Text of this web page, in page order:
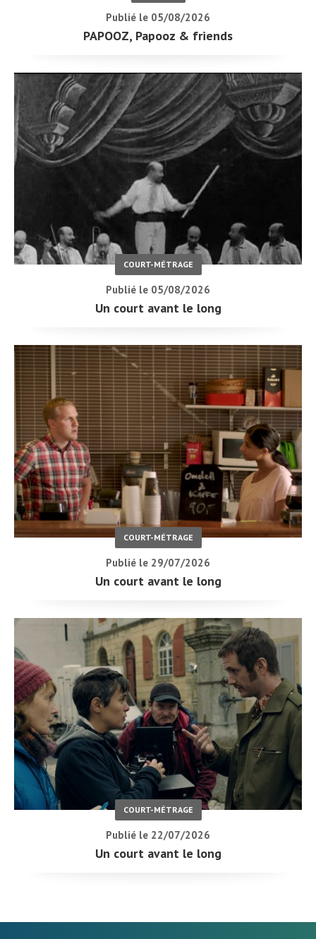
Publié le 05/08/2026
PAPOOZ, Papooz & friends
COURT-MÉTRAGE
Publié le 05/08/2026
Un court avant le long
COURT-MÉTRAGE
Publié le 29/07/2026
Un court avant le long
COURT-MÉTRAGE
Publié le 22/07/2026
Un court avant le long